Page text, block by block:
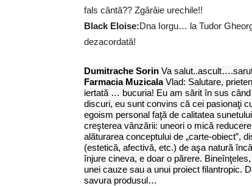
fals cântă?? Zgârâie urechile!!
Black Eloise:Dna Iorgu… la Tudor
dezacordată!
Dumitrache Sorin Va
Farmacia Muzicala Vlad: Salutare,
iertată … bucuria! Eu am sărit în sus
discuri, eu sunt convins că cei pasionaţi
egoism personal faţă de calitatea
creşterea vânzării: uneori o mică
alăturarea conceptului de „carte-obiect”,
(estetică, afectivă, etc.) de aşa natură
înjure cineva, e doar o părere.
unei cauze sau a unui proiect filantropic.
savura produsul…